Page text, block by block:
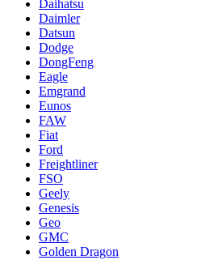
Daihatsu
Daimler
Datsun
Dodge
DongFeng
Eagle
Emgrand
Eunos
FAW
Fiat
Ford
Freightliner
FSO
Geely
Genesis
Geo
GMC
Golden Dragon